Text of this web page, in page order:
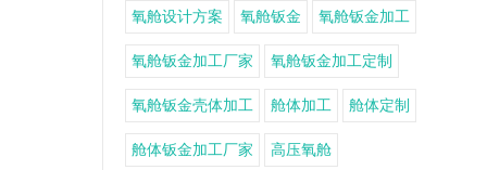
氧舱设计方案 氧舱钣金 氧舱钣金加工
氧舱钣金加工厂家 氧舱钣金加工定制
氧舱钣金壳体加工 舱体加工 舱体定制
舱体钣金加工厂家 高压氧舱